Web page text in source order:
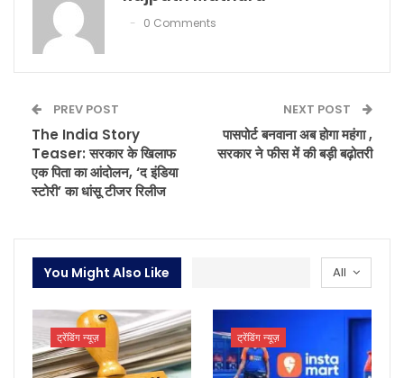
0 Comments
PREV POST
The India Story
Teaser: सरकार के खिलाफ
एक पिता का आंदोलन, ‘द इंडिया
स्टोरी’ का धांसू टीजर रिलीज
NEXT POST
पासपोर्ट बनवाना अब होगा महंगा ,
सरकार ने फीस में की बड़ी बढ़ोतरी
All
You Might Also Like
ट्रेंडिंग न्यूज़ ट्रेंडिंग न्यूज़